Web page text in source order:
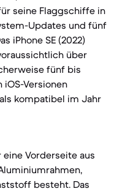
seine Flaggschiffe in
Updates und fünf
iPhone SE (2022)
über
fünf bis
Versionen
kompatibel im Jahr
eine Vorderseite aus
besteht. Das